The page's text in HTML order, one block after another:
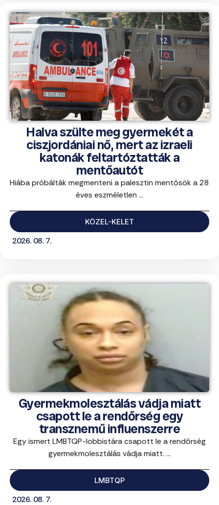
Halva szülte meg gyermekét a
ciszjordániai nő, mert az izraeli
katonák feltartóztatták a
mentőautót
Hiába próbálták megmenteni a palesztin mentősök a 28
éves eszméletlen ...
KÖZEL-KELET
2026. 08. 7.
Gyermekmolesztálás vádja miatt
csapott le a rendőrség egy
transznemű influenszerre
Egy ismert LMBTQP-lobbistára csapott le a rendőrség
gyermekmolesztálás vádja miatt. ...
LMBTQP
2026. 08. 7.